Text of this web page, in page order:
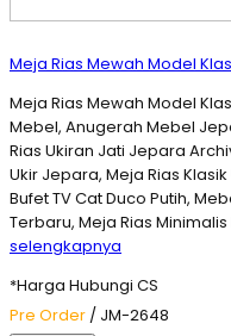
Meja Rias Mewah Model
Meja Rias Mewah Model
Mebel, Anugerah Mebel
Rias Ukiran Jati Jepara
Ukir Jepara, Meja Rias
Bufet TV Cat Duco Putih,
Terbaru, Meja Rias
selengkapnya
*Harga Hubungi CS
Pre Order / JM-2648